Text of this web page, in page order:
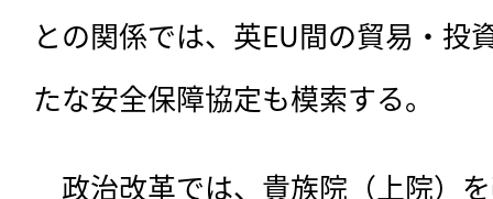
との関係では、英EU間の貿易・投
たな安全保障協定も模索する。
政治改革では、貴族院（上院）